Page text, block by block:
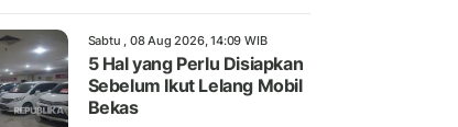
Sabtu , 08 Aug 2026, 14:09 WIB
5 Hal yang Perlu Disiapkan
Sebelum Ikut Lelang Mobil
Bekas